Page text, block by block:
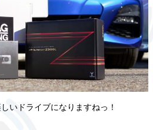
いドライブになりますねっ！